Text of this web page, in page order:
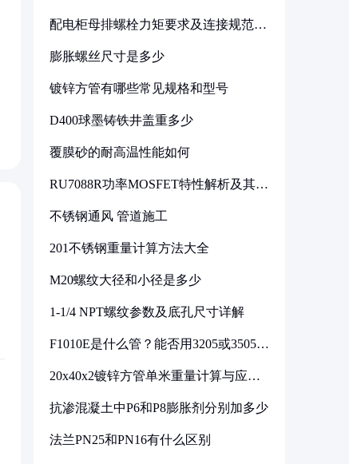
配电柜母排螺栓力矩要求及连接规范详
膨胀螺丝尺寸是多少
镀锌方管有哪些常见规格和型号
D400球墨铸铁井盖重多少
覆膜砂的耐高温性能如何
RU7088R功率MOSFET特性解析及其在
不锈钢通风 管道施工
201不锈钢重量计算方法大全
M20螺纹大径和小径是多少
1-1/4 NPT螺纹参数及底孔尺寸详解
F1010E是什么管？能否用3205或3505代
20x40x2镀锌方管单米重量计算与应用
抗渗混凝土中P6和P8膨胀剂分别加多少
法兰PN25和PN16有什么区别